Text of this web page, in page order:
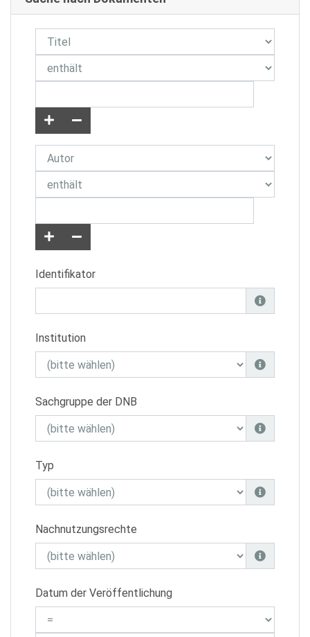
Identifikator
Institution
Sachgruppe der DNB
Typ
Nachnutzungsrechte
Datum der Veröffentlichung